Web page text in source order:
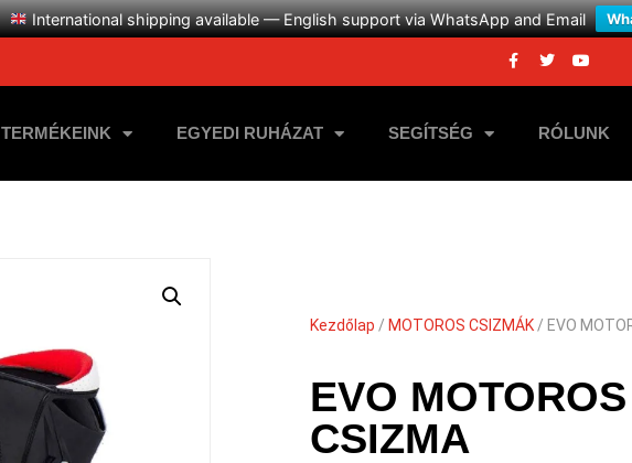
International shipping available — English support via WhatsApp and Email
TERMÉKEINK EGYEDI RUHÁZAT SEGÍTSÉG RÓLUNK
Kezdőlap / MOTOROS CSIZMÁK / EVO
EVO
CSIZMA